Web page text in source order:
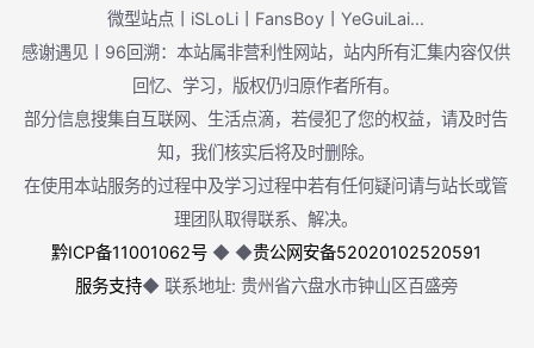
微型站点丨iSLoLi丨FansBoy丨YeGuiLai...
感谢遇见丨96回溯：本站属非营利性网站，站内所有汇集内容仅供
回忆、学习，版权仍归原作者所有。
部分信息搜集自互联网、生活点滴，若侵犯了您的权益，请及时告
知，我们核实后将及时删除。
在使用本站服务的过程中及学习过程中若有任何疑问请与站长或管
理团队取得联系、解决。
黔ICP备11001062号◆ ◆贵公网安备52020102520591
服务支持◆ 联系地址: 贵州省六盘水市钟山区百盛旁